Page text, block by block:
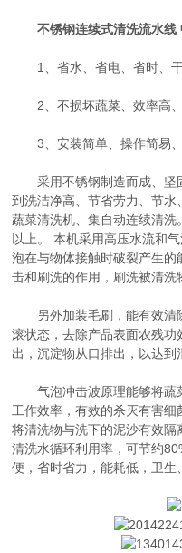
不锈钢连续式清洗流水线
1、省水、省电、省时、干
2、不损坏蔬菜、效率高、
3、安装简单、操作简易、
采用不锈钢制造而成、坚
到洗洁净高、节省劳力、节
蔬菜清洗机、集自动连续清
以上。 本机采用高压水流和
泡在与物体接触时破裂产生
击和刷洗的作用，刷洗被清洗
另外加装毛刷，能有效清
滚状态，去除产品表面农残
出，沉淀物从口排出，以达到
气泡冲击波原理能够将蔬
工作效率，有效的杀灭有害细
将清洗物与洗下的泥沙有效
清洗水循环利用率，可节约
便，省时省力，能耗低，卫生